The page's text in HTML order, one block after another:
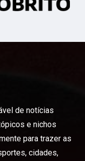
de notícias
e nichos
para trazer as
cidades,